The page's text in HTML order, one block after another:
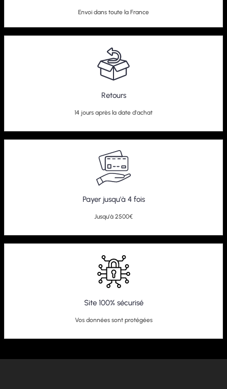
Envoi dans toute la France
Retours
14 jours après la date d'achat
Payer jusqu'à 4 fois
Jusqu'à 2500€
Site 100% sécurisé
Vos données sont protégées